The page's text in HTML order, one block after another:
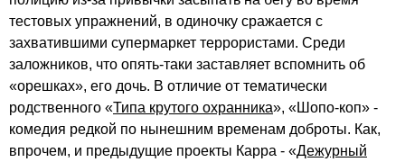
тестовых упражнений, в одиночку сражается с
захватившими супермаркет террористами. Среди
заложников, что опять-таки заставляет вспомнить об
«орешках», его дочь. В отличие от тематически
родственного «Типа крутого охранника», «Шопо-коп» -
комедия редкой по нынешним временам доброты. Как,
впрочем, и предыдущие проекты Карра - «Дежурный